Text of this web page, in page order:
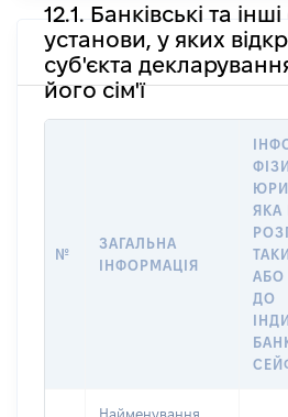
12.1. Банківські та
установи, у яких
суб'єкта
його сім'ї
№
ЗАГАЛЬНА
ІНФОРМАЦІЯ
ЯКА
АБО
ДО
Найменування